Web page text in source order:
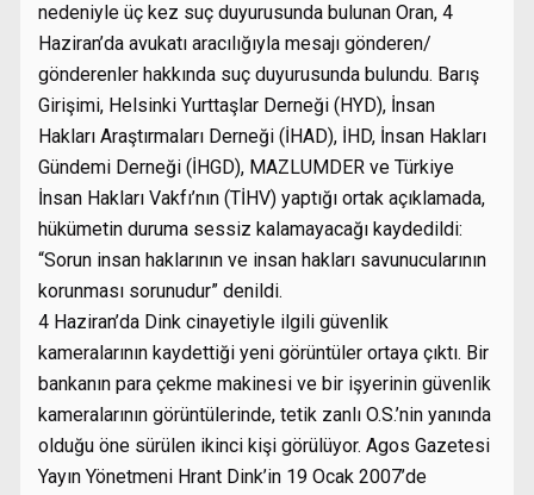
nedeniyle üç kez suç duyurusunda bulunan Oran, 4
Haziran’da avukatı aracılığıyla mesajı gönderen/
gönderenler hakkında suç duyurusunda bulundu. Barış
Girişimi, Helsinki Yurttaşlar Derneği (HYD), İnsan
Hakları Araştırmaları Derneği (İHAD), İHD, İnsan Hakları
Gündemi Derneği (İHGD), MAZLUMDER ve Türkiye
İnsan Hakları Vakfı’nın (TİHV) yaptığı ortak açıklamada,
hükümetin duruma sessiz kalamayacağı kaydedildi:
“Sorun insan haklarının ve insan hakları savunucularının
korunması sorunudur” denildi.
4 Haziran’da Dink cinayetiyle ilgili güvenlik
kameralarının kaydettiği yeni görüntüler ortaya çıktı. Bir
bankanın para çekme makinesi ve bir işyerinin güvenlik
kameralarının görüntülerinde, tetik zanlı O.S.’nin yanında
olduğu öne sürülen ikinci kişi görülüyor. Agos Gazetesi
Yayın Yönetmeni Hrant Dink’in 19 Ocak 2007’de